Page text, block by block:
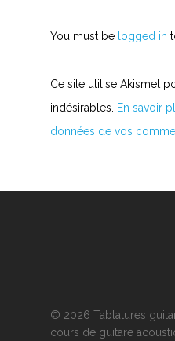
You must be logged in
Ce site utilise Akismet
indésirables.
En savoir
données de vos
© 2026 Tablatures
cours de guitare